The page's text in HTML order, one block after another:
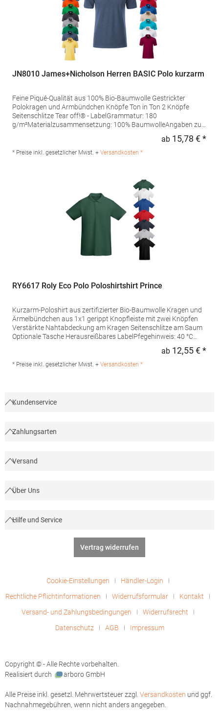
JN8010 James+Nicholson Herren BASIC Polo kurzarm
Feine Piqué-Qualität aus 100% Bio-Baumwolle Gestrickter
Polokragen und Armbündchen Knöpfe Ton in Ton 2 Knöpfe
Seitenschlitze Tear off!® - LabelGrammatur: 180
g/m²Materialzusammensetzung: 100% BaumwolleAngaben zur
GmbH Vor dem Weißen Stein 25-31 72461 Albstadt Deutschland
E-Mail: info@daiber.de
ab 15,78 € *
* Preise inkl. gesetzlicher Mwst. + Versandkosten *
RY6617 Roly Eco Polo Poloshirtshirt Prince
Kurzarm-Poloshirt aus zertifizierter Bio-Baumwolle Kragen und
Ärmelbündchen aus 1x1 gerippt Knopfleiste mit zwei Knöpfen
Verstärkte Nahtabdeckung am Kragen Seitenschlitze am Saum
Optionale Tasche Herausreißbares LabelPfegehinweis: 40 °C
g/m²Materialzusammensetzung: 100% Baumwolle (Heather
Grey: 85% Baumwolle / 15% Viskose)Angaben zur
ab 12,55 € *
* Preise inkl. gesetzlicher Mwst. + Versandkosten *
Kundenservice
Zahlungsarten
Versand
Über Uns
Hilfe und Service
Vertrag widerrufen
Cookie-Einstellungen
Händler-Login
Rechtliche Pflichtinformationen
Widerrufsformular
Kontakt
Versand- und Zahlungsbedingungen
Widerrufsrecht
Datenschutz
AGB Impressum
Copyright © - Alle Rechte vorbehalten.
Realisiert durch
arboro GmbH
Alle Preise inkl. gesetzl. Mehrwertsteuer zzgl. Versandkosten und ggf.
Nachnahmegebühren, wenn nicht anders angegeben.